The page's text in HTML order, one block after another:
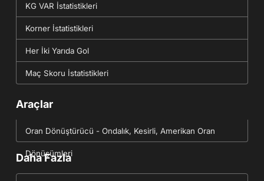
KG VAR İstatistikleri
Korner İstatistikleri
Her İki Yarıda Gol
Maç Skoru İstatistikleri
Araçlar
Oran Dönüştürücü - Ondalık, Kesirli, Amerikan Oran
Dönüşümleri
Daha Fazla